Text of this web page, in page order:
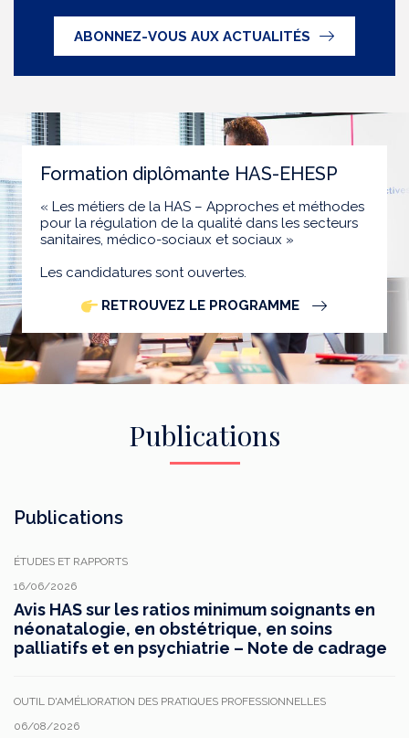
ABONNEZ-VOUS AUX ACTUALITÉS
Formation diplômante HAS-EHESP
« Les métiers de la HAS – Approches et méthodes
pour la régulation de la qualité dans les secteurs
sanitaires, médico-sociaux et sociaux »
Les candidatures sont ouvertes.
RETROUVEZ LE PROGRAMME
Publications
Publications
ÉTUDES ET RAPPORTS
16/06/2026
Avis HAS sur les ratios minimum soignants en
néonatalogie, en obstétrique, en soins
palliatifs et en psychiatrie – Note de cadrage
OUTIL D'AMÉLIORATION DES PRATIQUES PROFESSIONNELLES
06/08/2026